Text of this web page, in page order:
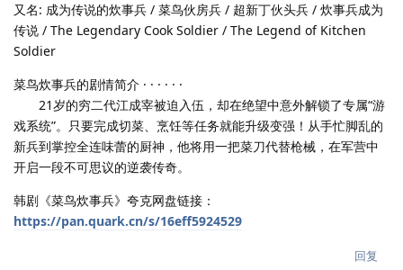
又名: 成为传说的炊事兵 / 菜鸟伙房兵 / 超新丁伙头兵 / 炊事兵成为
传说 / The Legendary Cook Soldier / The Legend of Kitchen
Soldier
菜鸟炊事兵的剧情简介 · · · · · ·
21岁的穷二代江成宰被迫入伍，却在绝望中意外解锁了专属“游
戏系统”。只要完成切菜、烹饪等任务就能升级变强！从手忙脚乱的
新兵到掌控全连味蕾的厨神，他将用一把菜刀代替枪械，在军营中
开启一段不可思议的逆袭传奇。
韩剧《菜鸟炊事兵》夸克网盘链接：
https://pan.quark.cn/s/16eff5924529
回复